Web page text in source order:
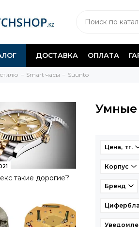
ДОСТАВКА ОПЛАТА
Smart часы Suunto
такие дорогие?
Умные
Цена, тг.
Корпус
Бренд